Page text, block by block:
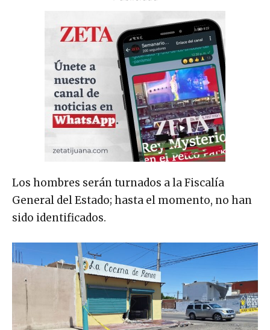
Los hombres serán turnados a la Fiscalía
General del Estado; hasta el momento, no han
sido identificados.